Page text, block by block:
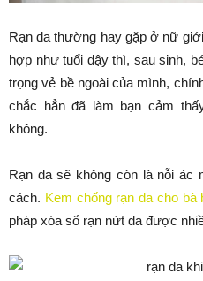
Rạn da thường hay gặp ở nữ
hợp như tuổi dậy thì, sau sinh,
trọng vẻ bề ngoài của mình,
chắc hẳn đã làm bạn cảm
không.
Rạn da sẽ không còn là nỗi ác
cách. Kem chống rạn da cho bà
pháp xóa sổ rạn nứt da được